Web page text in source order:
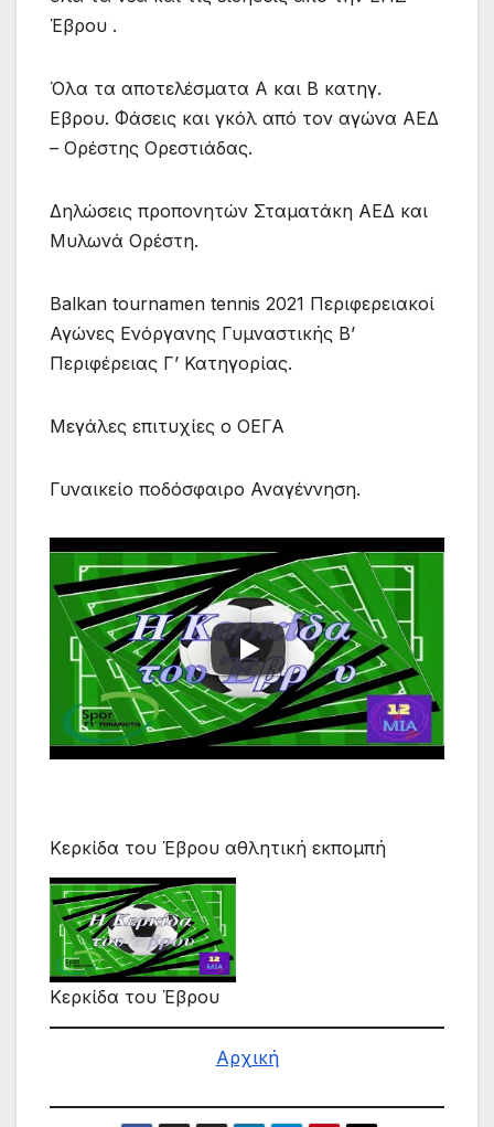
Έβρου .
Όλα τα αποτελέσματα Α και Β κατηγ.
Εβρου. Φάσεις και γκόλ από τον αγώνα ΑΕΔ
– Ορέστης Ορεστιάδας.
Δηλώσεις προπονητών Σταματάκη ΑΕΔ και
Μυλωνά Ορέστη.
Balkan tournamen tennis 2021 Περιφερειακοί
Αγώνες Ενόργανης Γυμναστικής Β’
Περιφέρειας Γ’ Κατηγορίας.
Μεγάλες επιτυχίες ο ΟΕΓΑ
Γυναικείο ποδόσφαιρο Αναγέννηση.
Κερκίδα του Έβρου αθλητική εκπομπή
Κερκίδα του Έβρου
Αρχική